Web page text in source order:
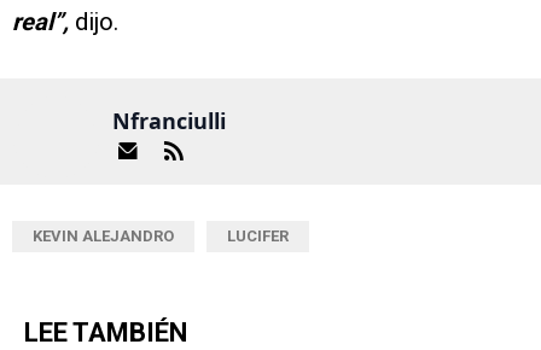
real”, dijo.
Nfranciulli
KEVIN ALEJANDRO LUCIFER
LEE TAMBIÉN